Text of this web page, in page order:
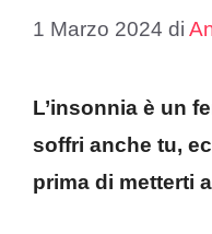
1 Marzo 2024 di
L’insonnia è un
soffri anche tu,
prima di metterti